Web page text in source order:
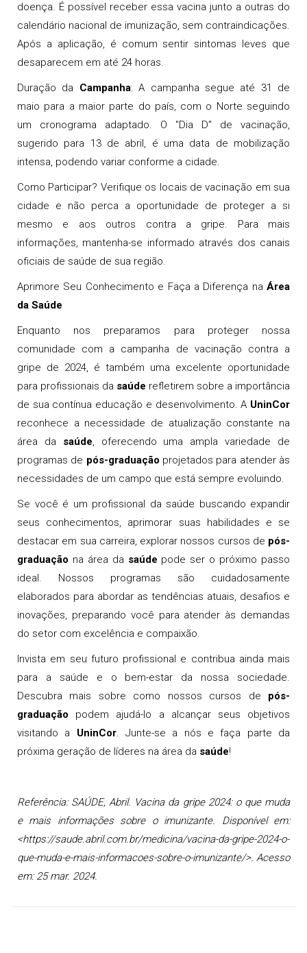
doença. É possível receber essa vacina junto a outras do
calendário nacional de imunização, sem contraindicações.
Após a aplicação, é comum sentir sintomas leves que
desaparecem em até 24 horas.
Duração da Campanha: A campanha segue até 31 de
maio para a maior parte do país, com o Norte seguindo
um cronograma adaptado. O "Dia D" de vacinação,
sugerido para 13 de abril, é uma data de mobilização
intensa, podendo variar conforme a cidade.
Como Participar? Verifique os locais de vacinação em sua
cidade e não perca a oportunidade de proteger a si
mesmo e aos outros contra a gripe. Para mais
informações, mantenha-se informado através dos canais
oficiais de saúde de sua região.
Aprimore Seu Conhecimento e Faça a Diferença na Área
da Saúde
Enquanto nos preparamos para proteger nossa
comunidade com a campanha de vacinação contra a
gripe de 2024, é também uma excelente oportunidade
para profissionais da saúde refletirem sobre a importância
de sua contínua educação e desenvolvimento. A UninCor
reconhece a necessidade de atualização constante na
área da saúde, oferecendo uma ampla variedade de
programas de pós-graduação projetados para atender às
necessidades de um campo que está sempre evoluindo.
Se você é um profissional da saúde buscando expandir
seus conhecimentos, aprimorar suas habilidades e se
destacar em sua carreira, explorar nossos cursos de pós-
graduação na área da saúde pode ser o próximo passo
ideal. Nossos programas são cuidadosamente
elaborados para abordar as tendências atuais, desafios e
inovações, preparando você para atender às demandas
do setor com excelência e compaixão.
Invista em seu futuro profissional e contribua ainda mais
para a saúde e o bem-estar da nossa sociedade.
Descubra mais sobre como nossos cursos de pós-
graduação podem ajudá-lo a alcançar seus objetivos
visitando a UninCor. Junte-se a nós e faça parte da
próxima geração de líderes na área da saúde!
Referência: SAÚDE, Abril. Vacina da gripe 2024: o que muda
e mais informações sobre o imunizante. Disponível em:
<https://saude.abril.com.br/medicina/vacina-da-gripe-2024-o-
que-muda-e-mais-informacoes-sobre-o-imunizante/>. Acesso
em: 25 mar. 2024.